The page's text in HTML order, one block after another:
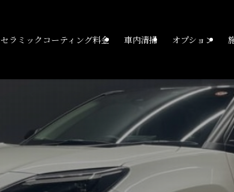
セラミックコーティング料金 車内清掃 オプション